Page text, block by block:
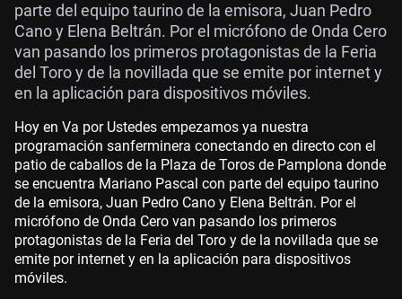
parte del equipo taurino de la emisora, Juan Pedro
Cano y Elena Beltrán. Por el micrófono de Onda Cero
van pasando los primeros protagonistas de la Feria
del Toro y de la novillada que se emite por internet y
en la aplicación para dispositivos móviles.
Hoy en Va por Ustedes empezamos ya nuestra
programación sanferminera conectando en directo con el
patio de caballos de la Plaza de Toros de Pamplona donde
se encuentra Mariano Pascal con parte del equipo taurino
de la emisora, Juan Pedro Cano y Elena Beltrán. Por el
micrófono de Onda Cero van pasando los primeros
protagonistas de la Feria del Toro y de la novillada que se
emite por internet y en la aplicación para dispositivos
móviles.